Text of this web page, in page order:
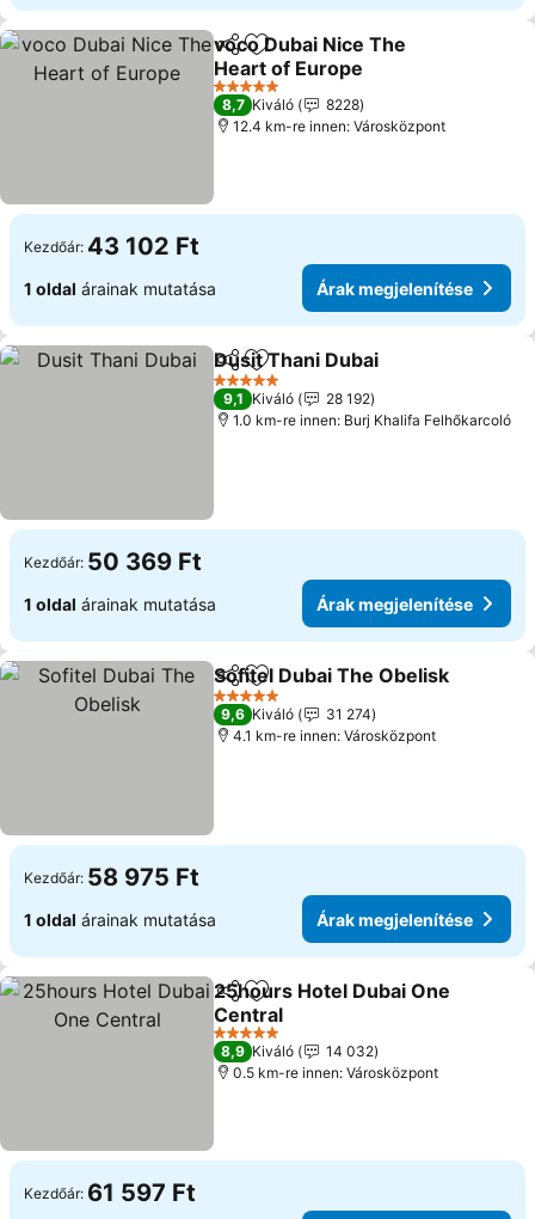
Megosztás
Hozzáadás a kedvencekhez
voco Dubai Nice The
Heart of Europe
Árak megjelenítése
5 Kategória
8,7 Kiváló
8228
12.4 km-re innen: Városközpont
Kezdőár: 43 102 Ft
1 oldal árainak mutatása Árak megjelenítése
Megosztás
Hozzáadás a kedvencekhez
Dusit Thani Dubai
5 Kategória
9,1 Kiváló
28 192
1.0 km-re innen: Burj Khalifa Felhőkarcoló
Kezdőár: 50 369 Ft
1 oldal árainak mutatása Árak megjelenítése
Megosztás
Hozzáadás a kedvencekhez
Sofitel Dubai The Obelisk
5 Kategória
9,6 Kiváló
31 274
4.1 km-re innen: Városközpont
Kezdőár: 58 975 Ft
1 oldal árainak mutatása Árak megjelenítése
Megosztás
Hozzáadás a kedvencekhez
25hours Hotel Dubai One
Central
Árak megjelenítése
5 Kategória
8,9 Kiváló
14 032
0.5 km-re innen: Városközpont
Kezdőár: 61 597 Ft